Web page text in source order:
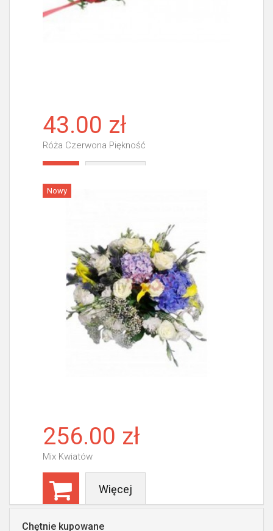
43.00 zł
Róża Czerwona Piękność
Nowy
256.00 zł
Mix Kwiatów
Więcej
Chętnie kupowane